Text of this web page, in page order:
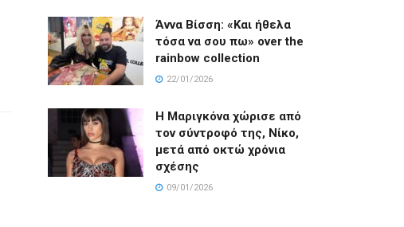
Άννα Βίσση: «Και ήθελα
τόσα να σου πω» over the
rainbow collection
22/01/2026
Η Μαριγκόνα χώρισε από
τον σύντροφό της, Νίκο,
μετά από οκτώ χρόνια
σχέσης
09/01/2026